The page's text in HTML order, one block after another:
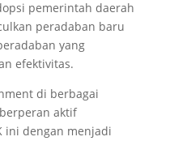
pemerintah daerah
peradaban baru
yang
efektivitas.
di berbagai
aktif
ini dengan menjadi